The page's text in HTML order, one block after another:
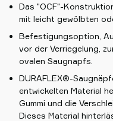
Das "OCF"-
mit leicht gewölbten
Befestigungsoption,
vor der Verriegelung,
ovalen Saugnapfs.
DURAFLEX®-
entwickelten Material
Gummi und die
Dieses Material